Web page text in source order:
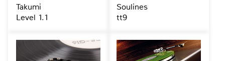
Takumi
Level 1.1
Soulines
tt9